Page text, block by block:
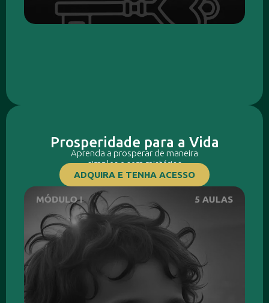
Prosperidade para a Vida
Aprenda a prosperar de maneira
simples e sem mistérios
ADQUIRA E TENHA ACESSO